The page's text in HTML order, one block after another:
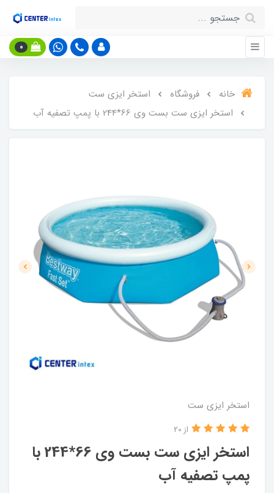
0
خانه فروشگاه
استخر ایزی ست
استخر ایزی ست بست وی 66*244 با پمپ تصفیه آب
استخر ایزی ست
استخر ایزی ست بست وی 66*244 با
پمپ تصفیه آب
از 20